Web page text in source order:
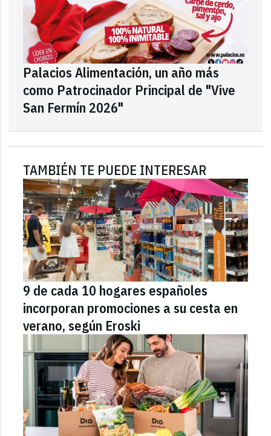
Palacios Alimentación, un año más
como Patrocinador Principal de "Vive
San Fermín 2026"
TAMBIÉN TE PUEDE INTERESAR
9 de cada 10 hogares españoles
incorporan promociones a su cesta en
verano, según Eroski